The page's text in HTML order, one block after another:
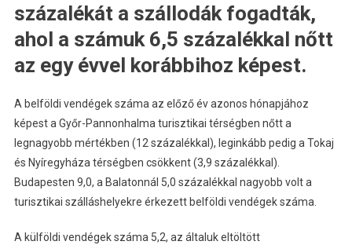
százalékát a szállodák fogadták,
ahol a számuk 6,5 százalékkal nőtt
az egy évvel korábbihoz képest.
A belföldi vendégek száma az előző év azonos hónapjához
képest a Győr-Pannonhalma turisztikai térségben nőtt a
legnagyobb mértékben (12 százalékkal), leginkább pedig a Tokaj
és Nyíregyháza térségben csökkent (3,9 százalékkal).
Budapesten 9,0, a Balatonnál 5,0 százalékkal nagyobb volt a
turisztikai szálláshelyekre érkezett belföldi vendégek száma.
A külföldi vendégek száma 5,2, az általuk eltöltött